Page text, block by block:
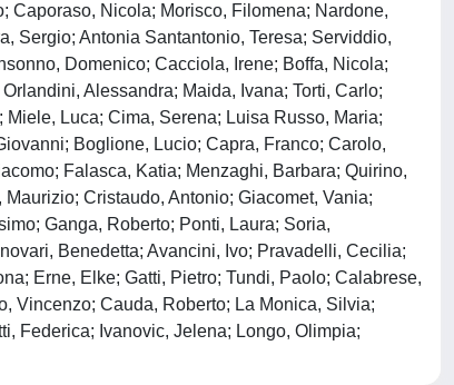
Caporaso, Nicola; Morisco, Filomena; Nardone,
Sergio; Antonia Santantonio, Teresa; Serviddio,
Domenico; Cacciola, Irene; Boffa, Nicola;
Alessandra; Maida, Ivana; Torti, Carlo;
Luca; Cima, Serena; Luisa Russo, Maria;
Boglione, Lucio; Capra, Franco; Carolo,
Falasca, Katia; Menzaghi, Barbara; Quirino,
Cristaudo, Antonio; Giacomet, Vania;
Ganga, Roberto; Ponti, Laura; Soria,
Benedetta; Avancini, Ivo; Pravadelli, Cecilia;
Erne, Elke; Gatti, Pietro; Tundi, Paolo; Calabrese,
Vincenzo; Cauda, Roberto; La Monica, Silvia;
Federica; Ivanovic, Jelena; Longo, Olimpia;